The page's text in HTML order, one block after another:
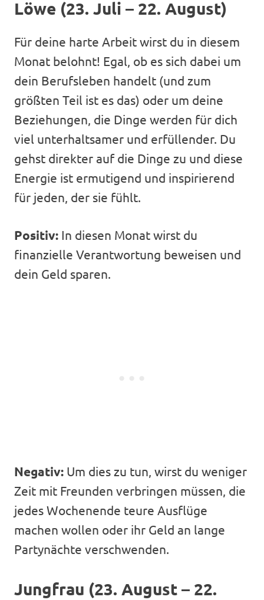
Löwe (23. Juli – 22. August)
Für deine harte Arbeit wirst du in diesem
Monat belohnt! Egal, ob es sich dabei um
dein Berufsleben handelt (und zum
größten Teil ist es das) oder um deine
Beziehungen, die Dinge werden für dich
viel unterhaltsamer und erfüllender. Du
gehst direkter auf die Dinge zu und diese
Energie ist ermutigend und inspirierend
für jeden, der sie fühlt.
Positiv: In diesen Monat wirst du
finanzielle Verantwortung beweisen und
dein Geld sparen.
Negativ: Um dies zu tun, wirst du weniger
Zeit mit Freunden verbringen müssen, die
jedes Wochenende teure Ausflüge
machen wollen oder ihr Geld an lange
Partynächte verschwenden.
Jungfrau (23. August – 22.